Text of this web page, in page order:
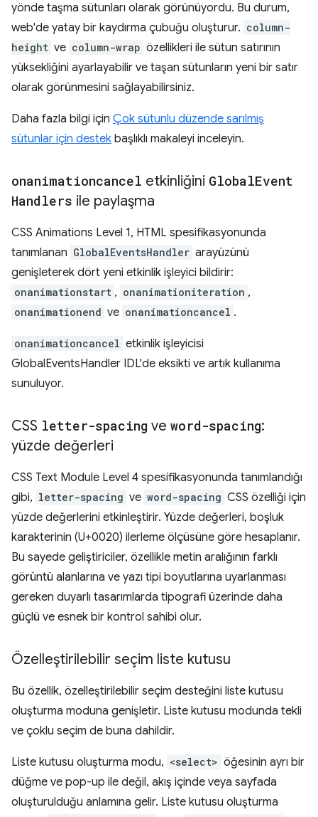
yönde taşma sütunları olarak görünüyordu. Bu durum,
web'de yatay bir kaydırma çubuğu oluşturur. column-
height ve column-wrap özellikleri ile sütun satırının
yüksekliğini ayarlayabilir ve taşan sütunların yeni bir satır
olarak görünmesini sağlayabilirsiniz.
Daha fazla bilgi için Çok sütunlu düzende sarılmış
sütunlar için destek başlıklı makaleyi inceleyin.
onanimationcancel etkinliğini GlobalEvent
Handlers ile paylaşma
CSS Animations Level 1, HTML spesifikasyonunda
tanımlanan GlobalEventsHandler arayüzünü
genişleterek dört yeni etkinlik işleyici bildirir:
onanimationstart , onanimationiteration ,
onanimationend ve onanimationcancel .
onanimationcancel etkinlik işleyicisi
GlobalEventsHandler IDL'de eksikti ve artık kullanıma
sunuluyor.
CSS letter-spacing ve word-spacing:
yüzde değerleri
CSS Text Module Level 4 spesifikasyonunda tanımlandığı
gibi, letter-spacing ve word-spacing CSS özelliği için
yüzde değerlerini etkinleştirir. Yüzde değerleri, boşluk
karakterinin (U+0020) ilerleme ölçüsüne göre hesaplanır.
Bu sayede geliştiriciler, özellikle metin aralığının farklı
görüntü alanlarına ve yazı tipi boyutlarına uyarlanması
gereken duyarlı tasarımlarda tipografi üzerinde daha
güçlü ve esnek bir kontrol sahibi olur.
Özelleştirilebilir seçim liste kutusu
Bu özellik, özelleştirilebilir seçim desteğini liste kutusu
oluşturma moduna genişletir. Liste kutusu modunda tekli
ve çoklu seçim de buna dahildir.
Liste kutusu oluşturma modu, <select> öğesinin ayrı bir
düğme ve pop-up ile değil, akış içinde veya sayfada
oluşturulduğu anlamına gelir. Liste kutusu oluşturma